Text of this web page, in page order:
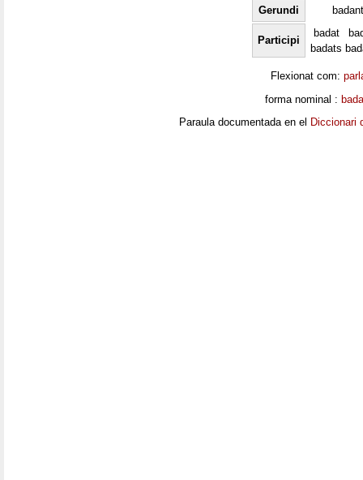
Gerundi badant
Participi
badat
badats
Flexionat com:
forma nominal :
Paraula documentada en el Diccionari